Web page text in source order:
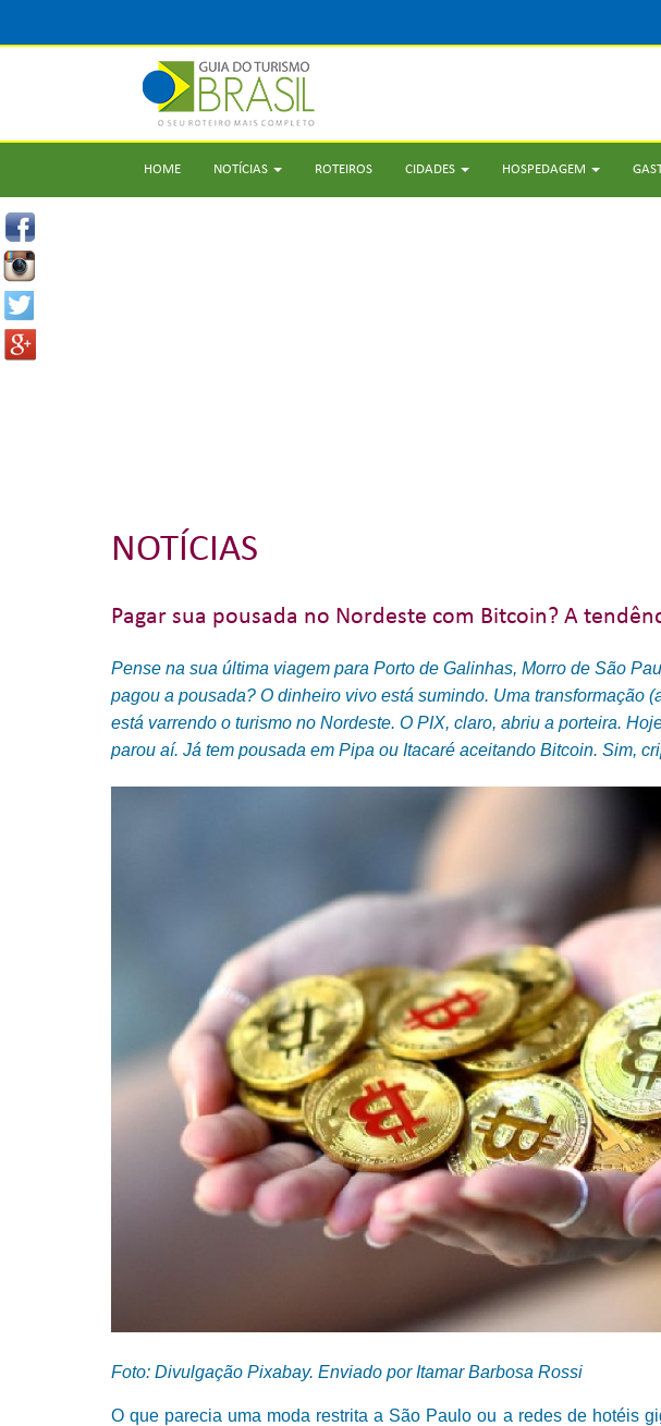
HOME NOTÍCIAS ROTEIROS CIDADES HOSPEDAGEM
NOTÍCIAS
Pagar sua pousada no Nordeste com Bitcoin? A
Pense na sua última viagem para Porto de Galinhas, Morro de São
pagou a pousada? O dinheiro vivo está sumindo. Uma transformação
está varrendo o turismo no Nordeste. O PIX, claro, abriu a porteira.
parou aí. Já tem pousada em Pipa ou Itacaré aceitando Bitcoin. Sim,
Foto: Divulgação Pixabay. Enviado por Itamar Barbosa Rossi
O que parecia uma moda restrita a São Paulo ou a redes de hotéis